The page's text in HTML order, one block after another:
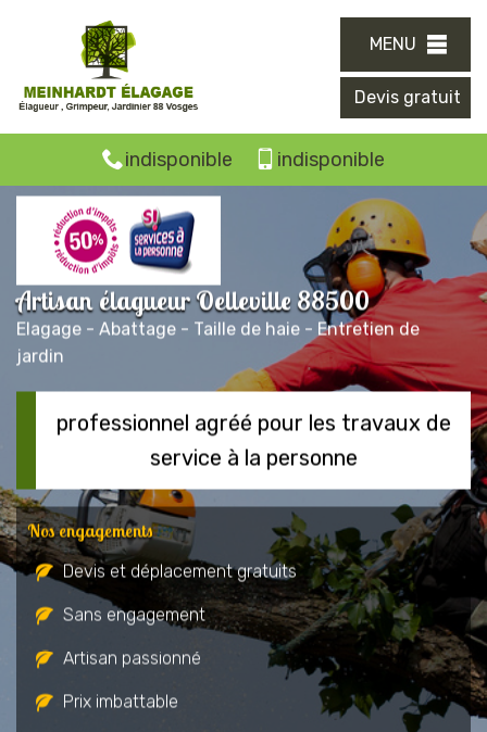
MENU
Devis gratuit
indisponible indisponible
Artisan élagueur Oelleville 88500
Elagage - Abattage - Taille de haie - Entretien de
jardin
professionnel agréé pour les travaux de
service à la personne
Nos engagements
Devis et déplacement gratuits
Sans engagement
Artisan passionné
Prix imbattable